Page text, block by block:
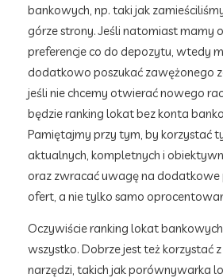
bankowych, np. taki jak
górze strony. Jeśli natomiast mamy
preferencje co do depozytu, wtedy
dodatkowo poszukać zawężonego
jeśli nie chcemy otwierać nowego
będzie ranking lokat bez konta
Pamiętajmy przy tym, by korzystać
aktualnych, kompletnych i
oraz zwracać uwagę na
ofert, a nie tylko samo
Oczywiście ranking lokat
wszystko. Dobrze jest też korzystać z
narzędzi, takich jak porównywarka